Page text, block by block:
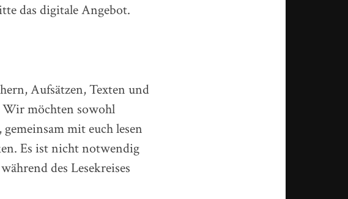
das digitale Angebot.
Aufsätzen, Texten und
möchten sowohl
mit euch lesen
Es ist nicht notwendig
des Lesekreises